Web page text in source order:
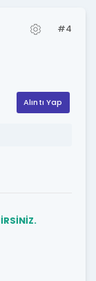
#4
Alıntı Yap